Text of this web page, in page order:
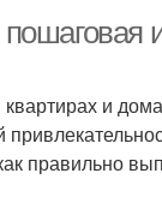
и
правильно